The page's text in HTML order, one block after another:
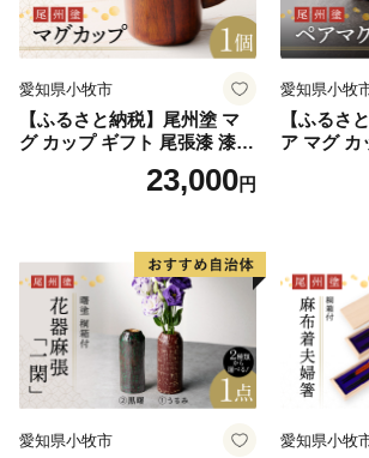
愛知県小牧市
【ふるさと納税】尾州塗 マ
グ カップ ギフト 尾張漆 漆
漆器 漆器工芸 工芸品 芸術性
実用性 抗菌性 美味しく安全
ウイルス効果 お取り寄せ 愛
知県 小牧市 送料無料
23,000円
愛知県小牧
【ふるさ
ア マグ カ
漆 漆器
性 実用性
抗ウイル
愛知県 小
愛知県小牧市 愛知県小牧